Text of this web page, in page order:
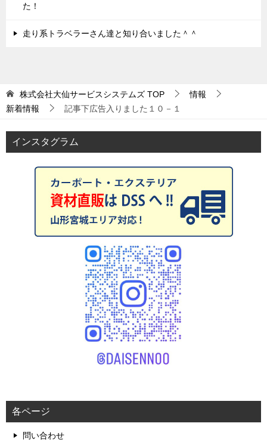
た！
走り系トラベラーさん達と知り合いました＾＾
株式会社大仙サービスシステムズ TOP
情報
新着情報
記事下広告入りました１０－１
インスタグラム
各ページ
問い合わせ